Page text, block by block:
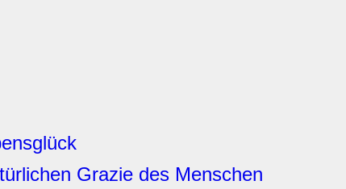
Grazie des Menschen